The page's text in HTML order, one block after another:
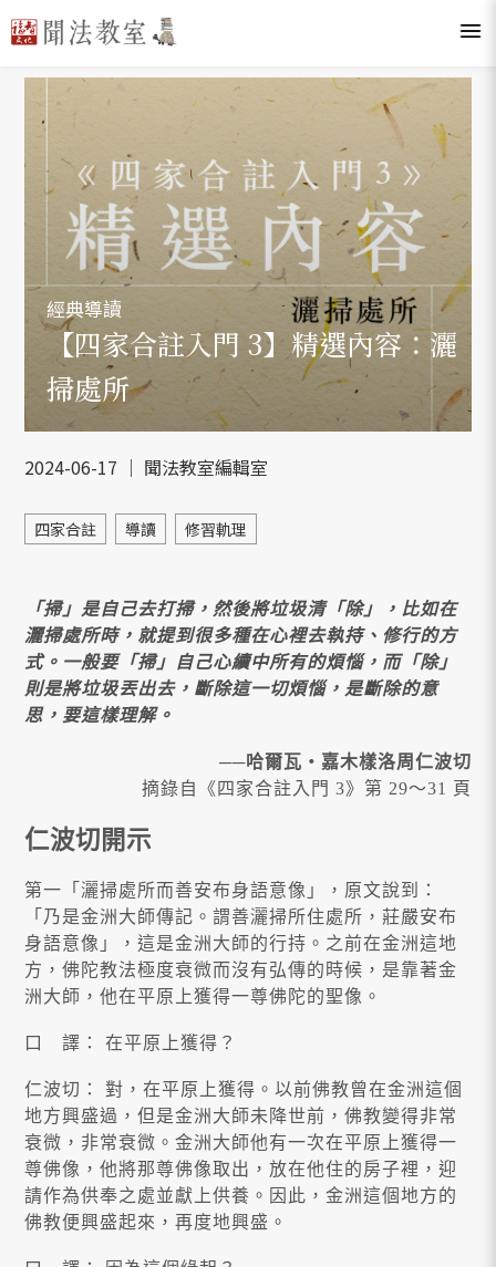
經典導讀
【四家合註入門 3】精選內容：灑
掃處所
2024-06-17 ｜ 聞法教室編輯室
四家合註 導讀 修習軌理
「掃」是自己去打掃，然後將垃圾清「除」，比如在
灑掃處所時，就提到很多種在心裡去執持、修行的方
式。一般要「掃」自己心續中所有的煩惱，而「除」
則是將垃圾丟出去，斷除這一切煩惱，是斷除的意
思，要這樣理解。
──哈爾瓦・嘉木樣洛周仁波切
摘錄自《四家合註入門 3》第 29～31 頁
仁波切開示
第一「灑掃處所而善安布身語意像」，原文說到：
「乃是金洲大師傳記。謂善灑掃所住處所，莊嚴安布
身語意像」，這是金洲大師的行持。之前在金洲這地
方，佛陀教法極度衰微而沒有弘傳的時候，是靠著金
洲大師，他在平原上獲得一尊佛陀的聖像。
口 譯： 在平原上獲得？
仁波切： 對，在平原上獲得。以前佛教曾在金洲這個
地方興盛過，但是金洲大師未降世前，佛教變得非常
衰微，非常衰微。金洲大師他有一次在平原上獲得一
尊佛像，他將那尊佛像取出，放在他住的房子裡，迎
請作為供奉之處並獻上供養。因此，金洲這個地方的
佛教便興盛起來，再度地興盛。